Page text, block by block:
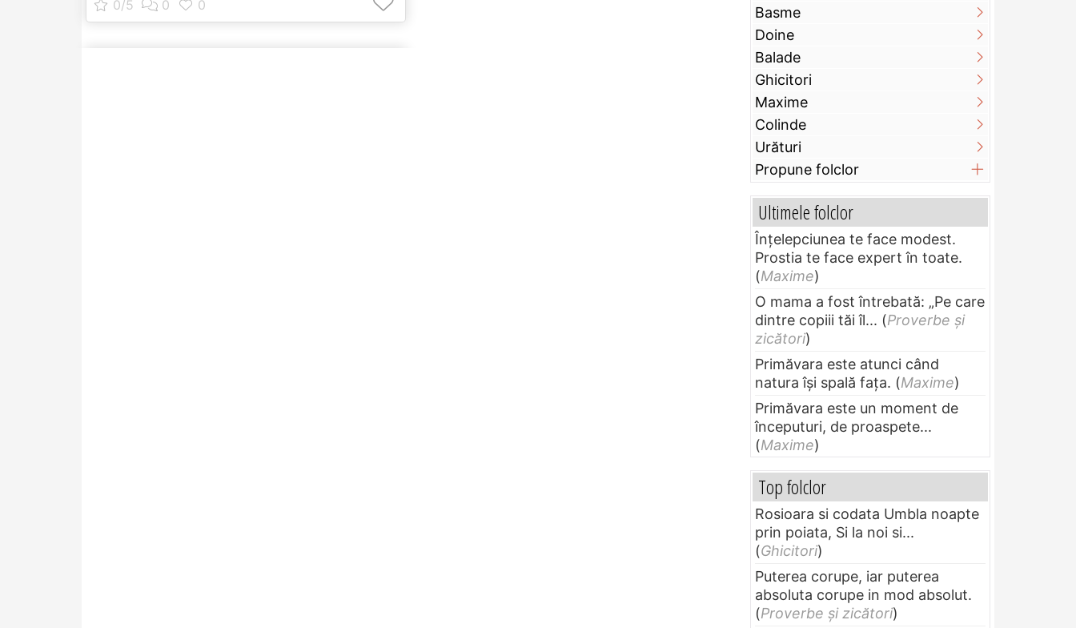
Basme
Doine
Balade
Ghicitori
Maxime
Colinde
Urături
Propune folclor
Ultimele folclor
Înțelepciunea te face modest.
Prostia te face expert în toate.
(Maxime)
O mama a fost întrebată: „Pe care
dintre copiii tăi îl... (Proverbe și
zicători)
Primăvara este atunci când
natura își spală fața. (Maxime)
Primăvara este un moment de
începuturi, de proaspete...
(Maxime)
Top folclor
Rosioara si codata Umbla noapte
prin poiata, Si la noi si...
(Ghicitori)
Puterea corupe, iar puterea
absoluta corupe in mod absolut.
(Proverbe și zicători)